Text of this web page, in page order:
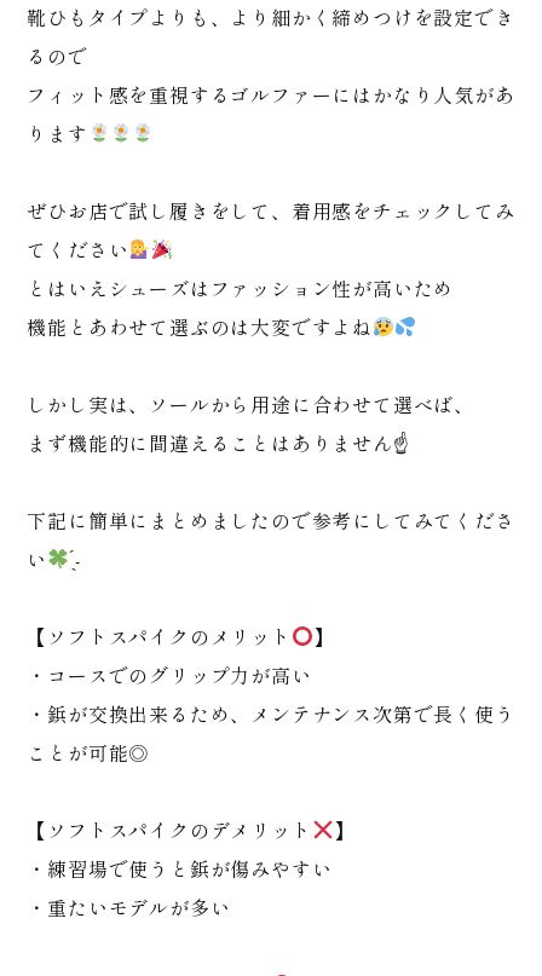
靴ひもタイプよりも、より細かく締めつけを設定でき
るので
フィット感を重視するゴルファーにはかなり人気があ
ります
ぜひお店で試し履きをして、着用感をチェックしてみ
てください
とはいえシューズはファッション性が高いため
機能とあわせて選ぶのは大変ですよね
しかし実は、ソールから用途に合わせて選べば、
まず機能的に間違えることはありません☝️
下記に簡単にまとめましたので参考にしてみてくださ
い
̖́-
【ソフトスパイクのメリット
】
・コースでのグリップ力が高い
・鋲が交換出来るため、メンテナンス次第で長く使う
ことが可能◎
【ソフトスパイクのデメリット
】
・練習場で使うと鋲が傷みやすい
・重たいモデルが多い